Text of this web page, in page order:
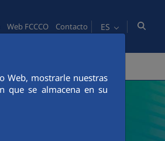
Web, mostrarle nuestras
que se almacena en su
Web FCCCO Contacto ES